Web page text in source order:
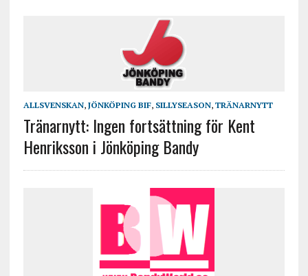
ALLSVENSKAN, JÖNKÖPING BIF, SILLYSEASON, TRÄNARNYTT
Tränarnytt: Ingen fortsättning för Kent
Henriksson i Jönköping Bandy